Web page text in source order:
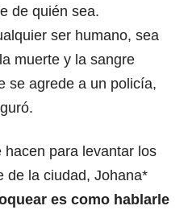
de quién sea.
ser humano, sea
muerte y la sangre
se agrede a un policía,
para levantar los
de la ciudad, Johana*
es como hablarle